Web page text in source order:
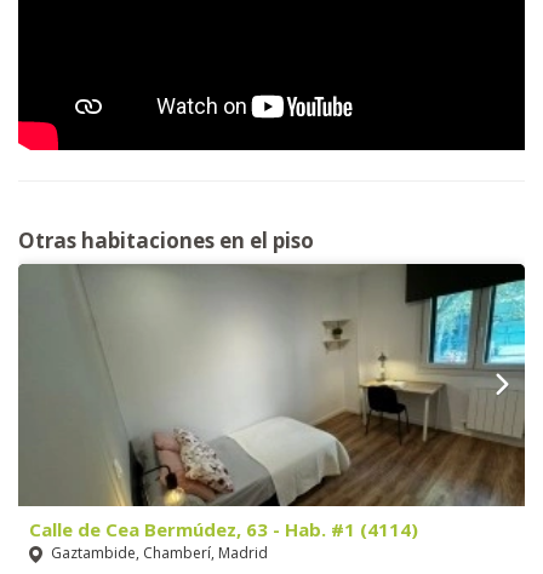
Otras habitaciones en el piso
Calle de Cea Bermúdez, 63 - Hab. #1 (4114)
Gaztambide, Chamberí, Madrid